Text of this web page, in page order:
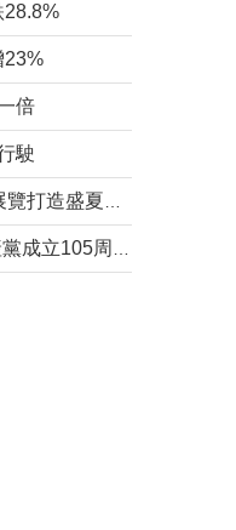
28.8%
23%
倍
駛